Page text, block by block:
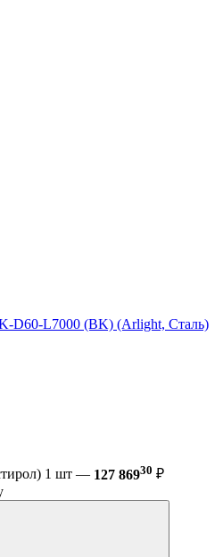
D60-L7000 (BK) (Arlight, Сталь)
1 шт — 127 86930 ₽